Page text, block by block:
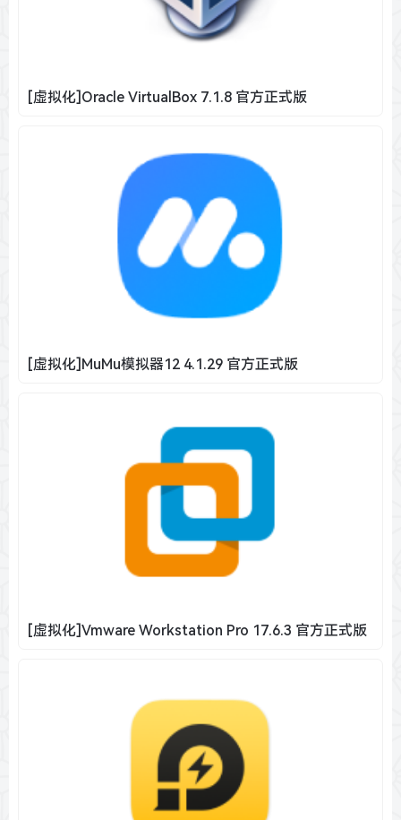
[虚拟化]Oracle VirtualBox 7.1.8 官方正式版
[虚拟化]MuMu模拟器12 4.1.29 官方正式版
[虚拟化]Vmware Workstation Pro 17.6.3 官方正式版